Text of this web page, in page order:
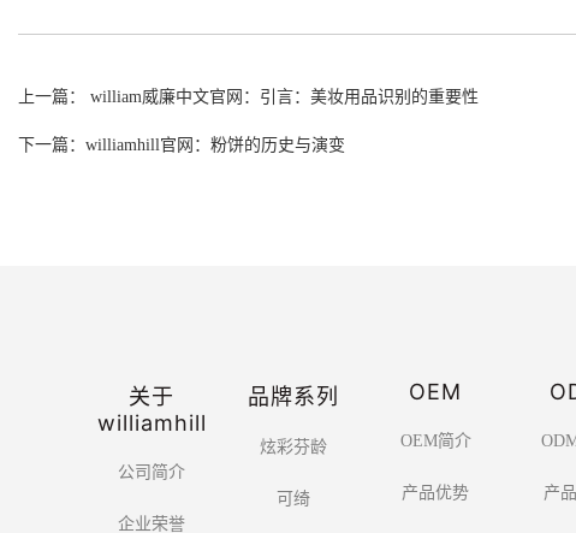
上一篇： william威廉中文官网：引言：美妆用品识别的重要性
下一篇：williamhill官网：粉饼的历史与演变
关于
williamhill
公司简介
企业荣誉
品牌系列
炫彩芬龄
可绮
OEM
OEM简介
产品优势 产